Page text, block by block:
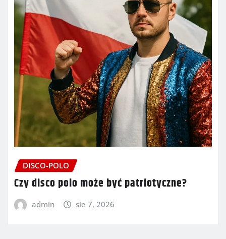
DISCO-POLO
Czy disco polo może być patriotyczne?
admin sie 7, 2026